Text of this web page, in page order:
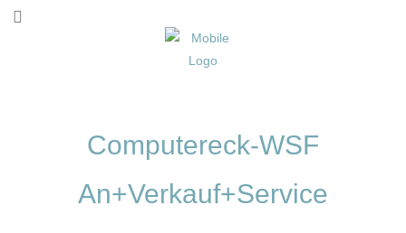
Computereck-WSF
An+Verkauf+Service